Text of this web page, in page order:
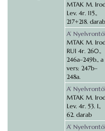
MTAK M.
Lev. 4r. 115.,
217+218. darab
A’
MTAK M.
RUI 4r. 260.,
246a–249b., a
vers: 247b–
248a.
A’
MTAK M.
Lev. 4r. 53. I.,
62. darab
A’